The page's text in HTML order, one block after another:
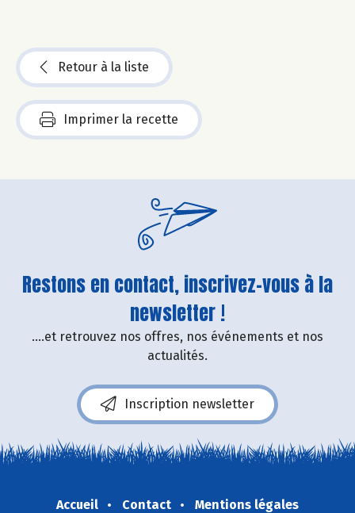
Retour à la liste
Imprimer la recette
Restons en contact, inscrivez-vous à la
newsletter !
....et retrouvez nos offres, nos événements et nos
actualités.
Inscription newsletter
Accueil Contact
Mentions légales